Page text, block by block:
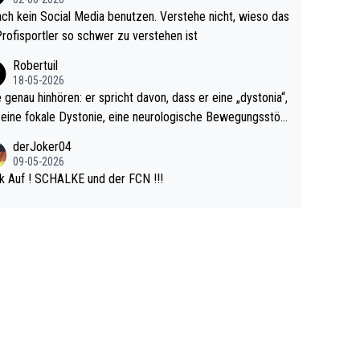
doch neulich erst derjenige, der über Social Media G
hat. Und Littlers Mutter schießt öfters mal gege
kein Social Media benutzen. Verstehe nicht, wieso das
so schwer zu verstehen ist
Robertuil
18-05-2026
genau hinhören: er spricht davon, dass er eine „dystonia“,
fokale Dystonie, eine neurologische Bewegungsstör
im Arm hat. Und, dass Medikamente ihm helfen! Ich gl
immer noch, dass sehr viele der Dartits-Fälle fälschlich p
derJoker04
09-05-2026
Auf ! SCHALKE und der FCN !!!